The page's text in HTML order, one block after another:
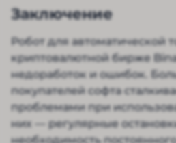
Заключение
Робот для автоматической
криптовалютной бирже
недоработок и ошибок.
покупателей софта
проблемами при
них — регулярные
необходимость